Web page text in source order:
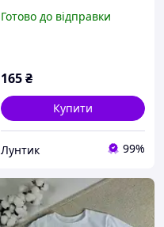
104-110 (зріст 104, 110, )
Готово до відправки
165₴
Купити
Лунтик 99%